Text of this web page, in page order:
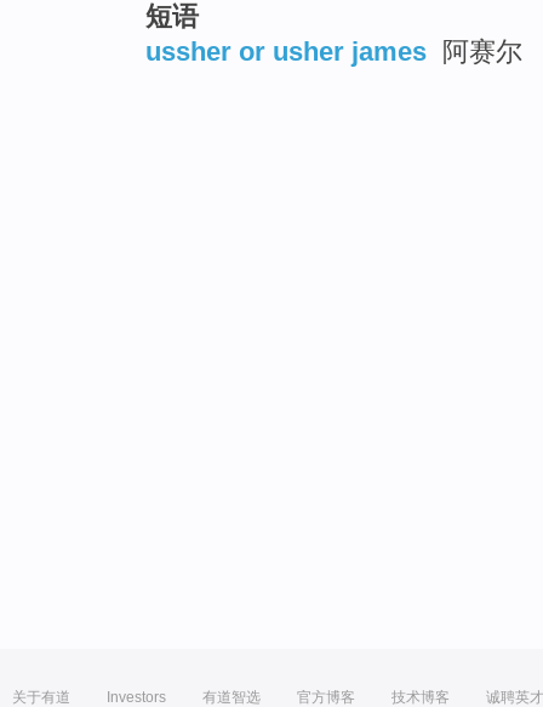
短语
ussher or usher james
阿赛尔
关于有道 Investors 有道智选 官方博客 技术博客 诚聘英才